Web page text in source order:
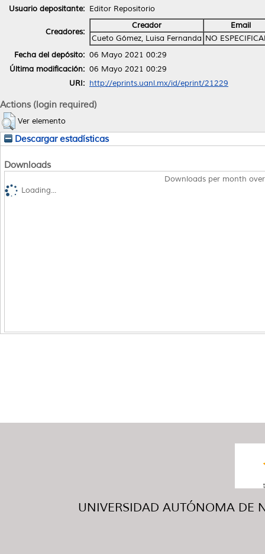
Usuario depositante: Editor Repositorio
Creadores:
Creador
Email
Cueto Gómez, Luisa Fernanda NO
Fecha del depósito: 06 Mayo 2021 00:29
Última modificación: 06 Mayo 2021 00:29
URI: http://eprints.uanl.mx/id/eprint/21229
Actions (login required)
Ver elemento
Descargar estadísticas
Downloads
Downloads per month
Loading...
UNIVERSIDAD AUTÓNOMA DE